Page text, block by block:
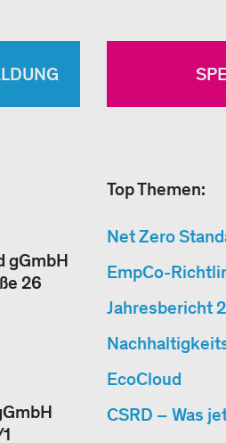
gGmbH
26
Top Themen:
Net Zero
EmpCo-
Jahresbericht
EcoCloud
CSRD – Was